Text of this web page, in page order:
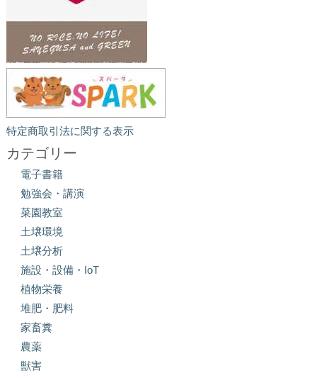
特定商取引法に関する表示
カテゴリー
電子書籍
勉強会・講演
菜園教室
土壌環境
土壌分析
施設・設備・IoT
植物栄養
堆肥・肥料
家畜糞
農薬
獣害